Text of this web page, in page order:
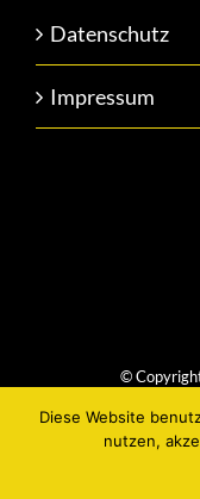
Datenschutz
Impressum
©
Diese Website
nutzen,